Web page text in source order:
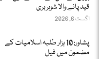
قید پانے والا شوہر بری
اگست 6, 2026
پشاور: 10 ہزار طلبہ اسلامیات کے
مضمون میں فیل